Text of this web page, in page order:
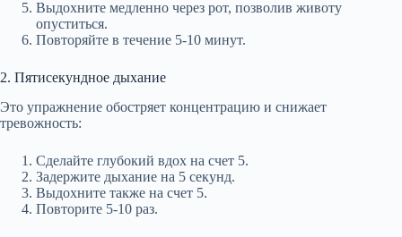
Выдохните медленно через рот, позволив животу
опуститься.
Повторяйте в течение 5-10 минут.
2. Пятисекундное дыхание
Это упражнение обостряет концентрацию и снижает
тревожность:
Сделайте глубокий вдох на счет 5.
Задержите дыхание на 5 секунд.
Выдохните также на счет 5.
Повторите 5-10 раз.